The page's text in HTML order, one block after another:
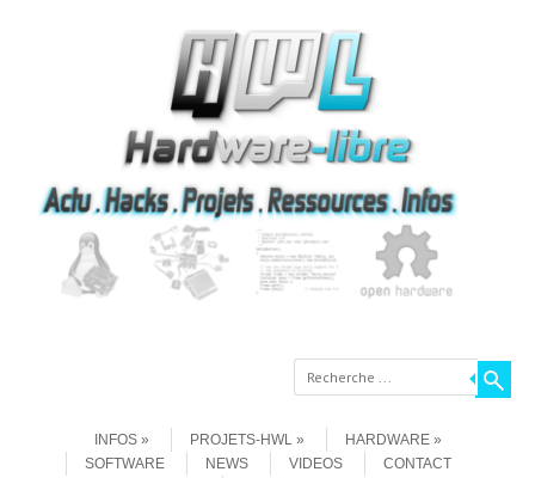
Recherche
INFOS
PROJETS-HWL
HARDWARE
SOFTWARE
NEWS VIDEOS
CONTACT